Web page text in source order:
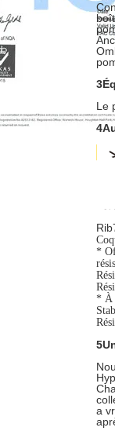
Le
*
* À
a